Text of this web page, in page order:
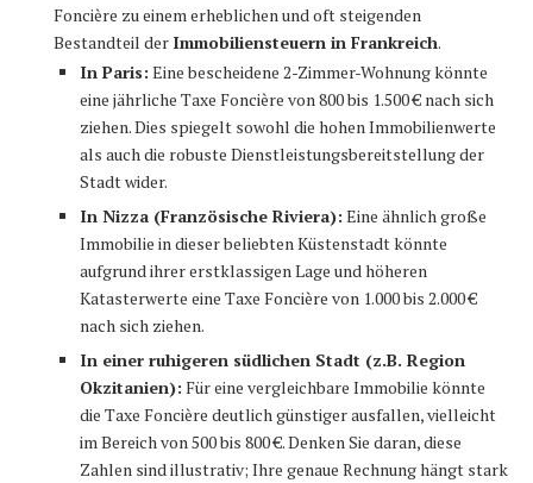
Foncière zu einem erheblichen und oft steigenden
Bestandteil der Immobiliensteuern in Frankreich.
In Paris: Eine bescheidene 2-Zimmer-Wohnung könnte
eine jährliche Taxe Foncière von 800 bis 1.500 € nach sich
ziehen. Dies spiegelt sowohl die hohen Immobilienwerte
als auch die robuste Dienstleistungsbereitstellung der
Stadt wider.
In Nizza (Französische Riviera): Eine ähnlich große
Immobilie in dieser beliebten Küstenstadt könnte
aufgrund ihrer erstklassigen Lage und höheren
Katasterwerte eine Taxe Foncière von 1.000 bis 2.000 €
nach sich ziehen.
In einer ruhigeren südlichen Stadt (z.B. Region
Okzitanien): Für eine vergleichbare Immobilie könnte
die Taxe Foncière deutlich günstiger ausfallen, vielleicht
im Bereich von 500 bis 800 €. Denken Sie daran, diese
Zahlen sind illustrativ; Ihre genaue Rechnung hängt stark